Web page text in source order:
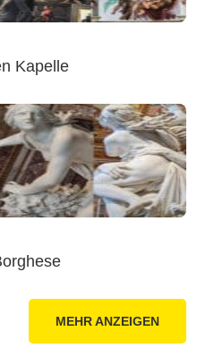
Kapelle
MEHR ANZEIGEN